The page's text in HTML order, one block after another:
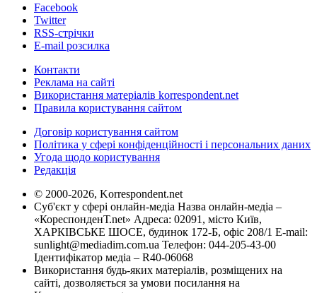
Facebook
Twitter
RSS-стрічки
E-mail розсилка
Контакти
Реклама на сайті
Використання матеріалів korrespondent.net
Правила користування сайтом
Договір користування сайтом
Політика у сфері конфіденційності і персональних даних
Угода щодо користування
Редакція
© 2000-2026, Korrespondent.net
Суб'єкт у сфері онлайн-медіа Назва онлайн-медіа –
«КореспонденТ.net» Адреса: 02091, місто Київ,
ХАРКІВСЬКЕ ШОСЕ, будинок 172-Б, офіс 208/1 E-mail:
sunlight@mediadim.com.ua Телефон: 044-205-43-00
Ідентифікатор медіа – R40-06068
Використання будь-яких матеріалів, розміщених на
сайті, дозволяється за умови посилання на